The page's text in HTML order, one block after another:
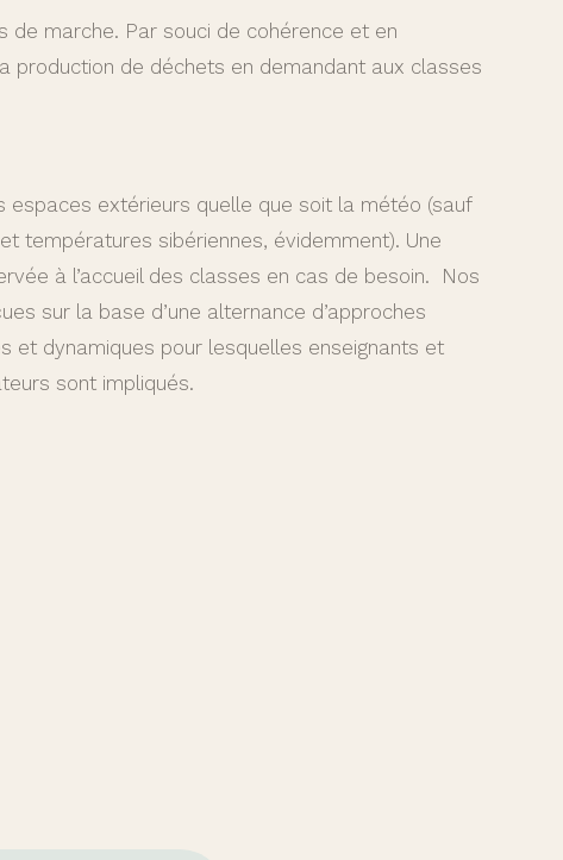
de marche. Par souci de cohérence et en
production de déchets en demandant aux classes
espaces extérieurs quelle que soit la météo (sauf
températures sibériennes, évidemment). Une
à l’accueil des classes en cas de besoin. Nos
sur la base d’une alternance d’approches
et dynamiques pour lesquelles enseignants et
sont impliqués.